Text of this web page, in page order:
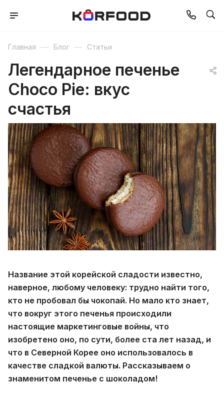
Главная — Блог — Статьи
Легендарное печенье
Choco Pie: вкус
счастья
Название этой корейской сладости известно,
наверное, любому человеку: трудно найти того,
кто не пробовал бы чокопай. Но мало кто знает,
что вокруг этого печенья происходили
настоящие маркетинговые войны, что
изобретено оно, по сути, более ста лет назад, и
что в Северной Корее оно использовалось в
качестве сладкой валюты. Рассказываем о
знаменитом печенье с шоколадом!